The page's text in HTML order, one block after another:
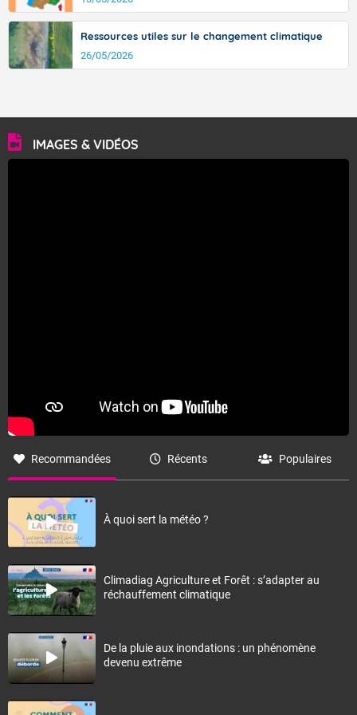
Ressources utiles sur le changement climatique
26/05/2026
IMAGES & VIDÉOS
Recommandées Récents Populaires
À quoi sert la météo ?
Climadiag Agriculture et Forêt : s’adapter au
réchauffement climatique
De la pluie aux inondations : un phénomène
devenu extrême